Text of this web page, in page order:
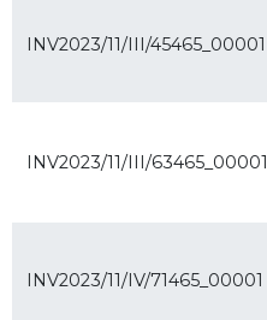
INV2023/11/III/45465_00001
INV2023/11/III/63465_00001
INV2023/11/IV/71465_00001